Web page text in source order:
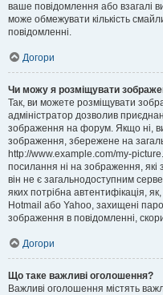
ваше повідомлення або взагалі
може обмежувати кількість
повідомленні.
Догори
Чи можу я розміщувати
Так, ви можете розміщувати
адміністратор дозволив
зображення на форум. Якщо ні,
зображення, збережене на
http://www.example.com/my-
посилання ні на зображення,
він не є загальнодоступним
яких потрібна автентифікація,
Hotmail або Yahoo, захищені
зображення в повідомленні,
Догори
Що таке важливі оголошення?
Важливі оголошення містять